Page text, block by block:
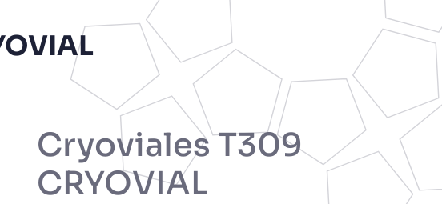
Cryoviales T309
CRYOVIAL